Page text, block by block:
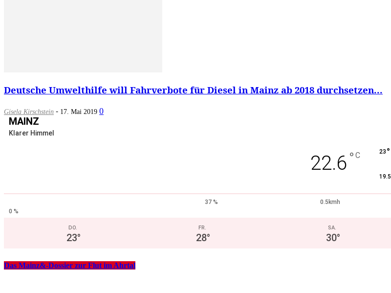
Deutsche Umwelthilfe will Fahrverbote für Diesel in Mainz ab 2018 durchsetzen...
Gisela Kirschstein - 17. Mai 2019 0
MAINZ
Klarer Himmel
22.6 ° C 23 °
19.5
37 %
0.5kmh
0 %
DO.
23°
FR.
28°
SA.
30°
Das Mainz&-Dossier zur Flut im Ahrtal